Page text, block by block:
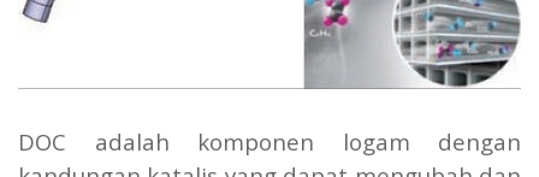
DOC adalah komponen logam dengan